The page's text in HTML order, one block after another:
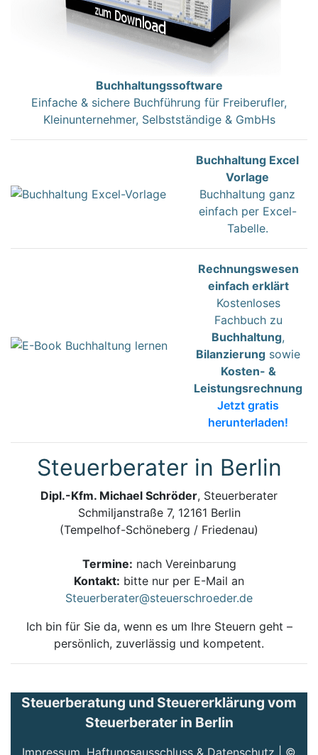
Buchhaltungssoftware
Einfache & sichere Buchführung für Freiberufler,
Kleinunternehmer, Selbstständige & GmbHs
Buchhaltung Excel
Vorlage
Buchhaltung ganz
einfach per Excel-
Tabelle.
Rechnungswesen
einfach erklärt
Kostenloses
Fachbuch zu
Buchhaltung,
Bilanzierung sowie
Kosten- &
Leistungsrechnung
Jetzt gratis
herunterladen!
Steuerberater in Berlin
Dipl.-Kfm. Michael Schröder, Steuerberater
Schmiljanstraße 7, 12161 Berlin
(Tempelhof-Schöneberg / Friedenau)
Termine: nach Vereinbarung
Kontakt: bitte nur per E-Mail an
Steuerberater@steuerschroeder.de
Ich bin für Sie da, wenn es um Ihre Steuern geht –
persönlich, zuverlässig und kompetent.
Steuerberatung und Steuererklärung vom
Steuerberater in Berlin
Impressum, Haftungsausschluss & Datenschutz | ©